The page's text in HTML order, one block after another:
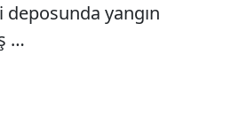
yangın
…